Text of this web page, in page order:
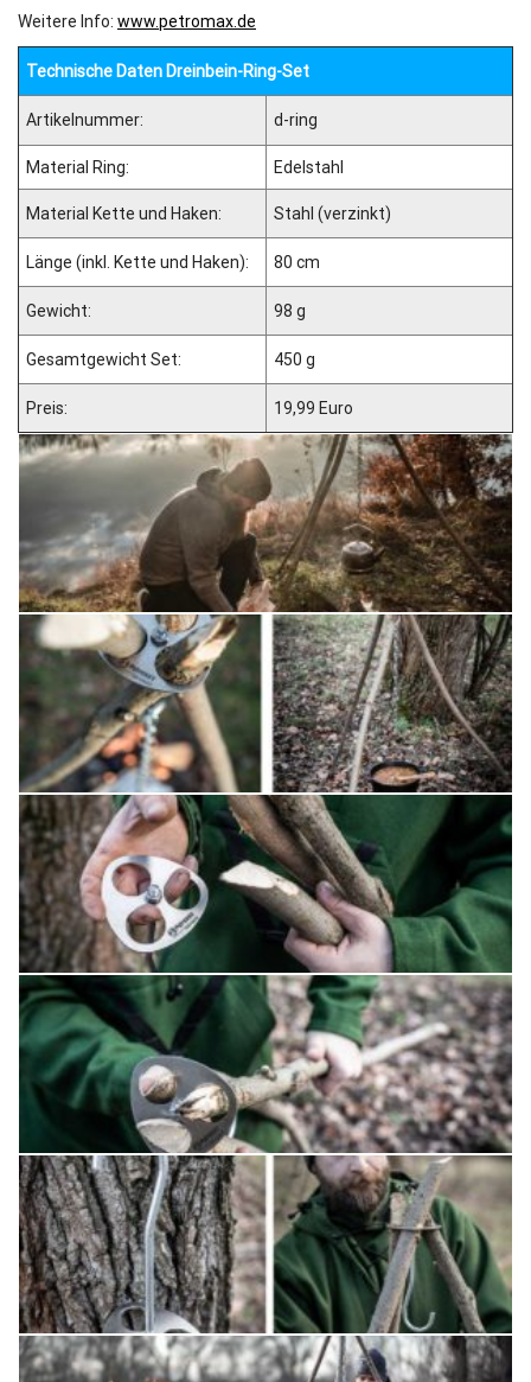
Weitere Info: www.petromax.de
Technische Daten Dreinbein-Ring-Set
Artikelnummer: d-ring
Material Ring: Edelstahl
Material Kette und Haken: Stahl (verzinkt)
Länge (inkl. Kette und Haken): 80 cm
Gewicht: 98 g
Gesamtgewicht Set: 450 g
Preis: 19,99 Euro